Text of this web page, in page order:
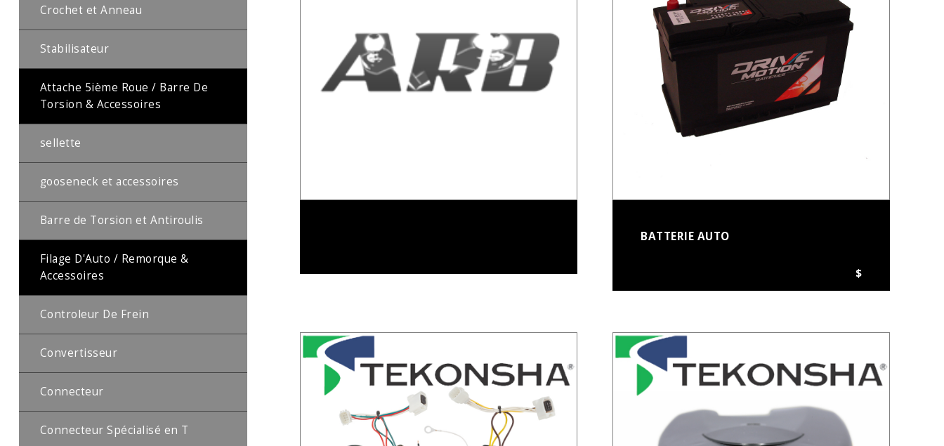
Crochet et Anneau
Stabilisateur
Attache 5ième Roue / Barre De
Torsion & Accessoires
sellette
gooseneck et accessoires
Barre de Torsion et Antiroulis
Filage D'Auto / Remorque &
Accessoires
Controleur De Frein
Convertisseur
Connecteur
Connecteur Spécialisé en T
BATTERIE AUTO
$